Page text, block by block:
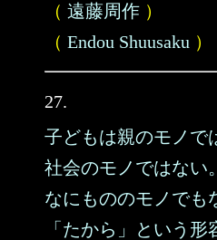
（ 遠藤周作 ）
（ Endou Shuusaku ）
27.
子どもは親のモノで
社会のモノではない。
なにもののモノでも
「たから」という